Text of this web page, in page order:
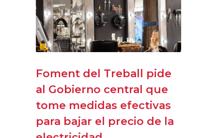
Foment del Treball pide
al Gobierno central que
tome medidas efectivas
para bajar el precio de la